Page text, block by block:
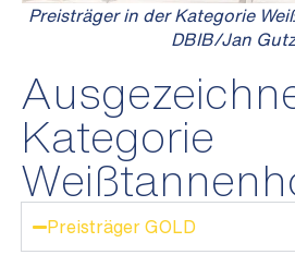
Preisträger in der Kategorie
DBIB/Jan
Kategorie
Preisträger GOLD